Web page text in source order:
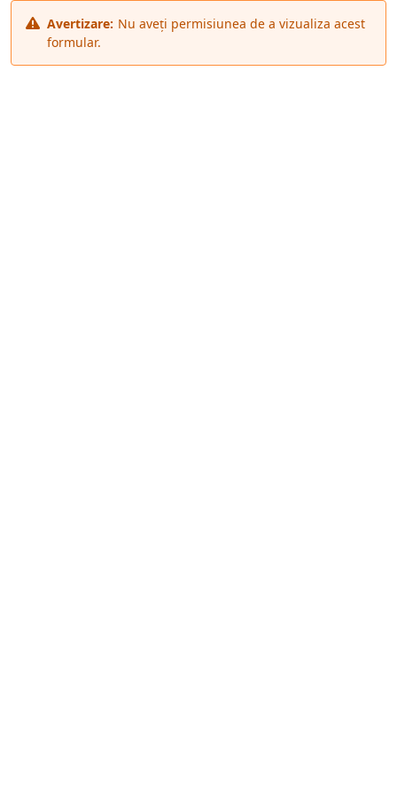
Avertizare: Nu aveți permisiunea de a vizualiza acest
formular.